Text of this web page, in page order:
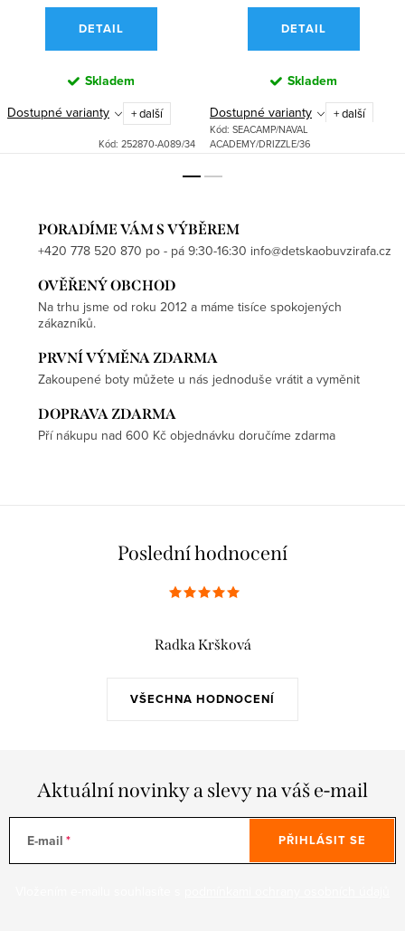
DETAIL
Skladem
Dostupné varianty
+ další
Kód: 252870-A089/34
DETAIL
Skladem
Dostupné varianty
+ další
Kód: SEACAMP/NAVAL
ACADEMY/DRIZZLE/36
PORADÍME VÁM S VÝBĚREM
+420 778 520 870 po - pá 9:30-16:30 info@detskaobuvzirafa.cz
OVĚŘENÝ OBCHOD
Na trhu jsme od roku 2012 a máme tisíce spokojených
zákazníků.
PRVNÍ VÝMĚNA ZDARMA
Zakoupené boty můžete u nás jednoduše vrátit a vyměnit
DOPRAVA ZDARMA
Pří nákupu nad 600 Kč objednávku doručíme zdarma
Poslední hodnocení
VŠECHNA HODNOCENÍ
Radka Kršková
Aktuální novinky a slevy na váš e-mail
E-mail PŘIHLÁSIT SE